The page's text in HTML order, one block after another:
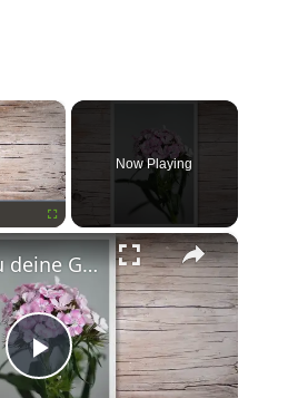
×
Fullscreen
Now Playing
×
Play
Kennst du deine Geburtsblume?